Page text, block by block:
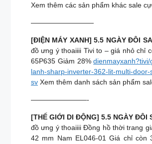
Xem thêm các sản phẩm khác sale
—————————
[ĐIỆN MÁY XANH] 5.5 NGÀY ĐÔI
đồ ưng ý thoaiiii Tivi to – giá nhỏ chỉ
65P635 Giảm 28%
lanh-sharp-inverter-362-lit-multi-
sv Xem thêm danh sách sản phẩm
————————-
[THẾ GIỚI DI ĐỘNG] 5.5 NGÀY ĐÔI
đồ ưng ý thoaiiii Đồng hồ thời trang
42 mm Nam EL046-01 Giá chỉ còn